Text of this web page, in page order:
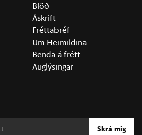
Blöð
Áskrift
Fréttabréf
Um Heimildina
Benda á frétt
Auglýsingar
Skrá mig